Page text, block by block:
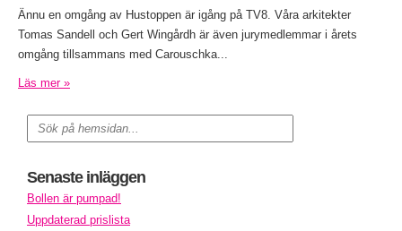
Ännu en omgång av Hustoppen är igång på TV8. Våra arkitekter
Tomas Sandell och Gert Wingårdh är även jurymedlemmar i årets
omgång tillsammans med Carouschka...
Läs mer »
Senaste inläggen
Bollen är pumpad!
Uppdaterad prislista